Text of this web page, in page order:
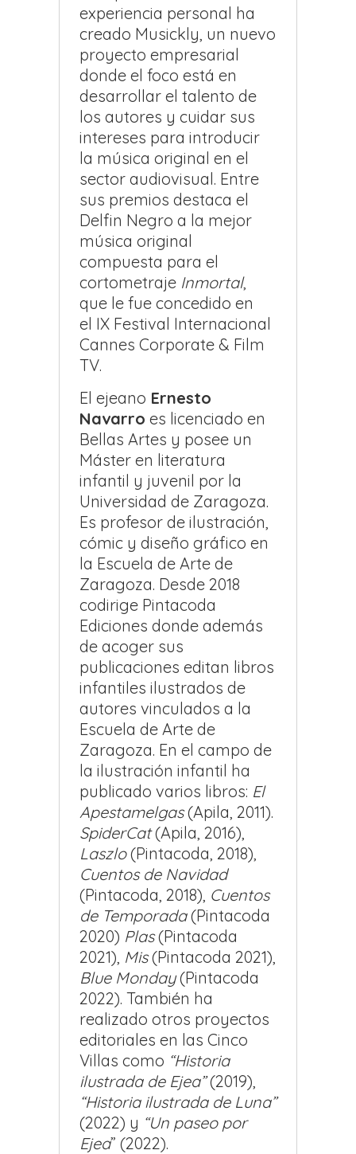
experiencia personal ha
creado Musickly, un nuevo
proyecto empresarial
donde el foco está en
desarrollar el talento de
los autores y cuidar sus
intereses para introducir
la música original en el
sector audiovisual. Entre
sus premios destaca el
Delfin Negro a la mejor
música original
compuesta para el
cortometraje Inmortal,
que le fue concedido en
el IX Festival Internacional
Cannes Corporate & Film
TV.
El ejeano Ernesto
Navarro es licenciado en
Bellas Artes y posee un
Máster en literatura
infantil y juvenil por la
Universidad de Zaragoza.
Es profesor de ilustración,
cómic y diseño gráfico en
la Escuela de Arte de
Zaragoza. Desde 2018
codirige Pintacoda
Ediciones donde además
de acoger sus
publicaciones editan libros
infantiles ilustrados de
autores vinculados a la
Escuela de Arte de
Zaragoza. En el campo de
la ilustración infantil ha
publicado varios libros: El
Apestamelgas(Apila, 2011).
SpiderCat(Apila, 2016),
Laszlo(Pintacoda, 2018),
Cuentos de Navidad
(Pintacoda, 2018), Cuentos
de Temporada(Pintacoda
2020) Plas(Pintacoda
2021), Mis(Pintacoda 2021),
Blue Monday(Pintacoda
2022). También ha
realizado otros proyectos
editoriales en las Cinco
Villas como “Historia
ilustrada de Ejea”(2019),
“Historia ilustrada de Luna”
(2022) y “Un paseo por
Ejea” (2022).